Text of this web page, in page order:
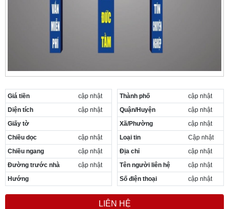
Giá tiền
cập nhật
Diện tích
cập nhật
Giấy tờ
Chiều dọc
cập nhật
Chiều ngang
cập nhật
Đường trước nhà
cập nhật
Hướng
Thành phố
cập nhật
Quận/Huyện
cập nhật
Xã/Phường
cập nhật
Loại tin
Cập nhật
Địa chỉ
cập nhật
Tên người liên hệ
cập nhật
Số điện thoại
cập nhật
LIÊN HỆ